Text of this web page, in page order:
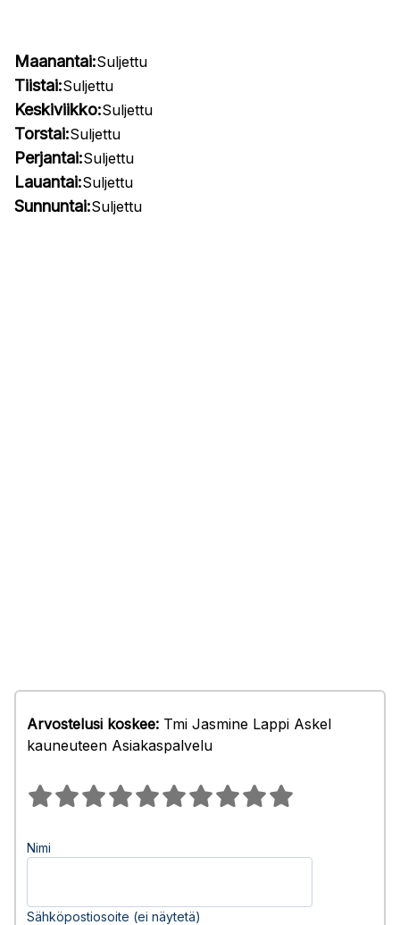
Maanantai:Suljettu
Tiistai:Suljettu
Keskiviikko:Suljettu
Torstai:Suljettu
Perjantai:Suljettu
Lauantai:Suljettu
Sunnuntai:Suljettu
Arvostelusi koskee: Tmi Jasmine Lappi Askel
kauneuteen Asiakaspalvelu
Nimi
Sähköpostiosoite (ei näytetä)